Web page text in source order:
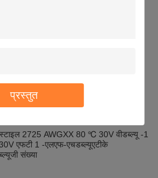
प्रस्तुत
उल 2556
/ 1min
स्टाइल 2725 AWGXX 80 ℃ 30V वीडब्ल्यू -1
एफटी 1 -एलएफ-एचडब्ल्यूएटीके
संख्या